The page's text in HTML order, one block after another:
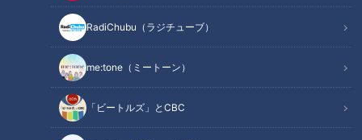
RadiChubu（ラジチューブ）
me:tone（ミートーン）
「ビートルズ」とCBC
この記事を見たあなたへのおすすめ
大谷翔平選手の言葉を胸に！中